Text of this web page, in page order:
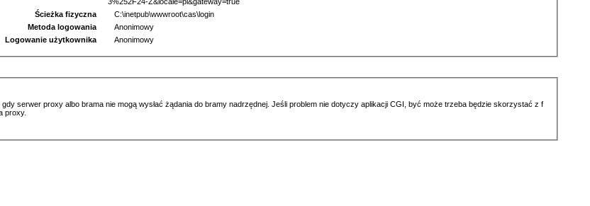
Ścieżka fizyczna
C:\inetpub\wwwroot\cas\login
Metoda logowania
Anonimowy
Logowanie użytkownika
Anonimowy
serwer proxy albo brama nie mogą wysłać żądania do bramy nadrzędnej. Jeśli problem nie dotyczy aplikacji CGI, być może trzeba będzie skorzystać z f
proxy.